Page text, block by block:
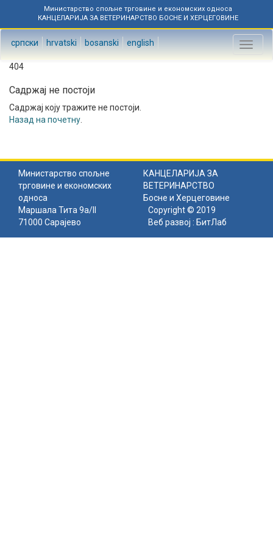
Министарство спољне трговине и економских односа
КАНЦЕЛАРИЈА ЗА ВЕТЕРИНАРСТВО БОСНЕ И ХЕРЦЕГОВИНЕ
српски hrvatski bosanski english
Toggle
404
Садржај не постоји
Садржај коју тражите не постоји.
Назад на почетну
Министарство спољне
трговине и економских
односа
КАНЦЕЛАРИЈА ЗА
ВЕТЕРИНАРСТВО
Босне и Херцеговине
Маршала Тита 9а/II
71000 Сарајево
Copyright © 2019
Веб развој : БитЛаб